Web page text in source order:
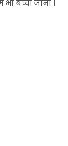
भी बच्चों जानो ।